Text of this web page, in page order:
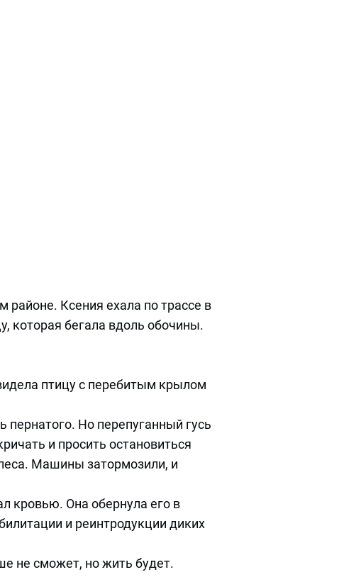
районе. Ксения ехала по трассе в
которая бегала вдоль обочины.
птицу с перебитым крылом
Но перепуганный гусь
и просить остановиться
Машины затормозили, и
кровью. Она обернула его в
и реинтродукции диких
не сможет, но жить будет.